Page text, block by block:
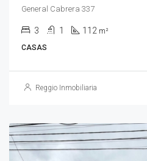
General Cabrera 337
3 1 112 m²
CASAS
Reggio Inmobiliaria